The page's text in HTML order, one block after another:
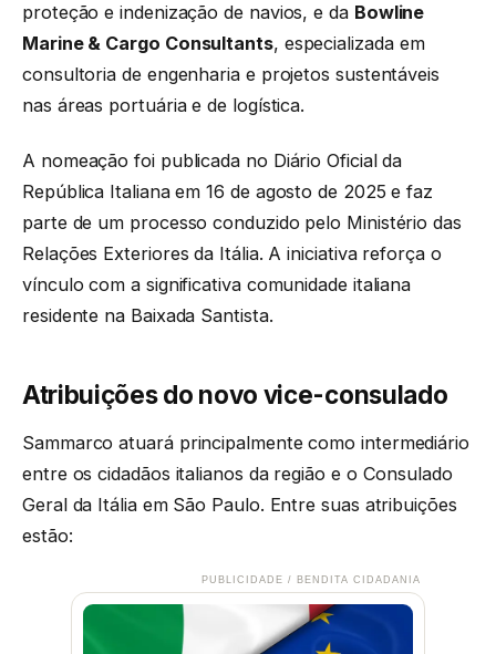
proteção e indenização de navios, e da Bowline
Marine & Cargo Consultants, especializada em
consultoria de engenharia e projetos sustentáveis
nas áreas portuária e de logística.
A nomeação foi publicada no Diário Oficial da
República Italiana em 16 de agosto de 2025 e faz
parte de um processo conduzido pelo Ministério das
Relações Exteriores da Itália. A iniciativa reforça o
vínculo com a significativa comunidade italiana
residente na Baixada Santista.
Atribuições do novo vice-consulado
Sammarco atuará principalmente como intermediário
entre os cidadãos italianos da região e o Consulado
Geral da Itália em São Paulo. Entre suas atribuições
estão:
PUBLICIDADE / BENDITA CIDADANIA